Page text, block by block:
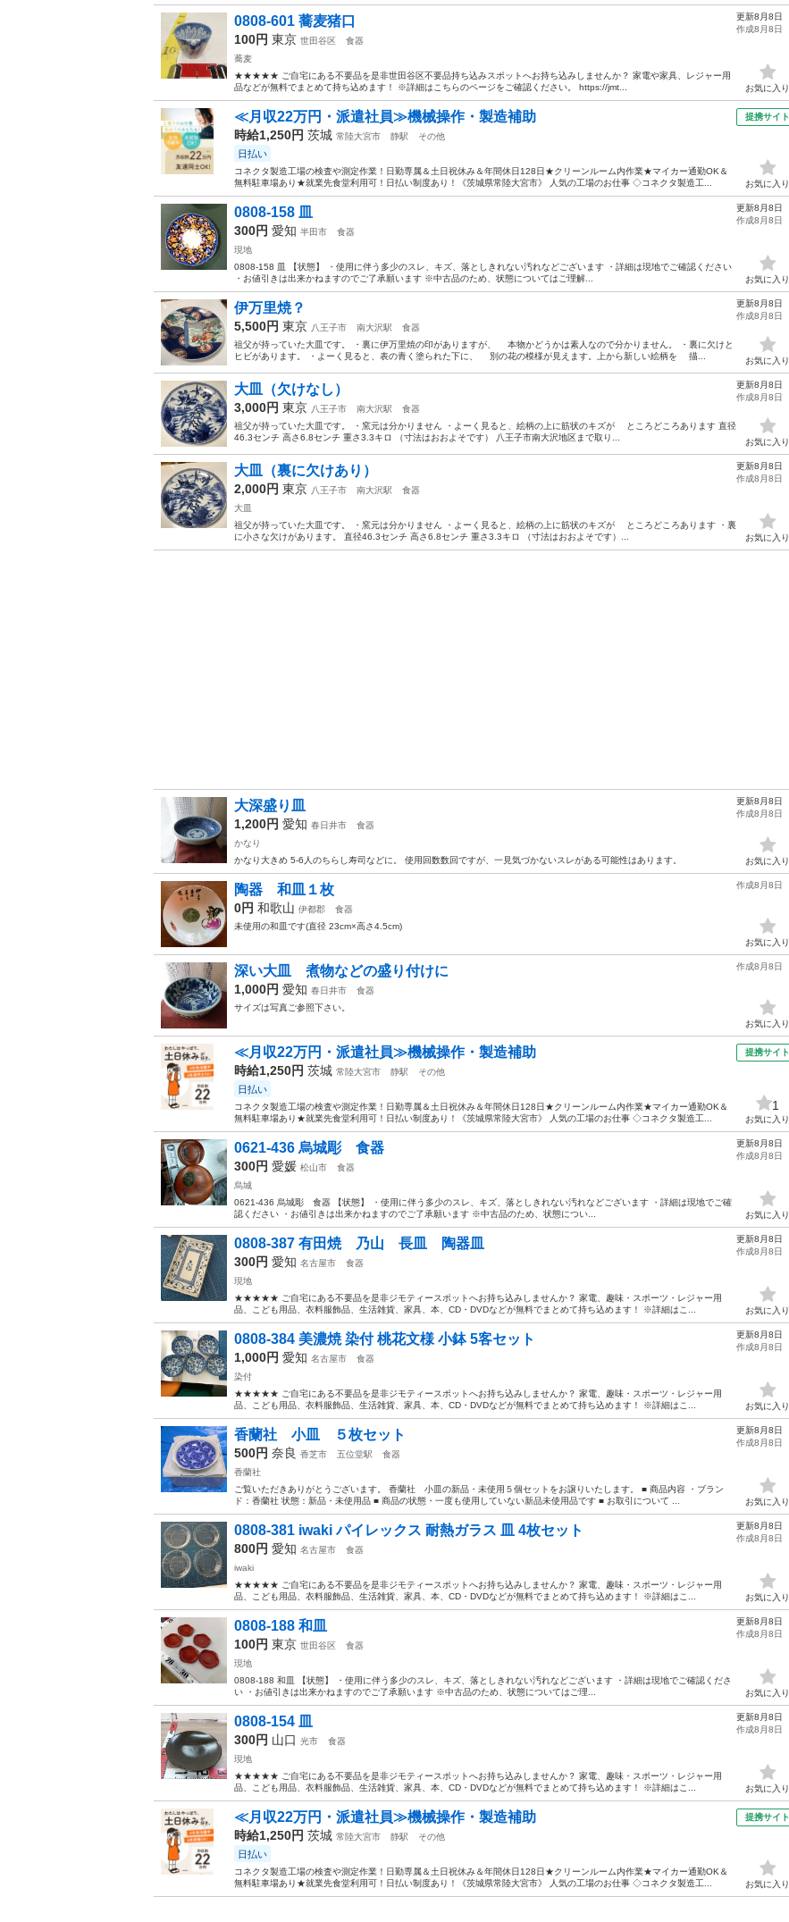
0808-601 蕎麦猪口
100円 東京 世田谷区
食器
蕎麦
★★★★★ ご自宅にある不要品を是非世田谷区不要品持ち込みスポットへお持ち込みしませんか？ 家電や家具、レジャー用
品などが無料でまとめて持ち込めます！ ※詳細はこちらのページをご確認ください。 https://jmt...
更新8月8日
作成8月8日
お気に入り
≪月収22万円・派遣社員≫機械操作・製造補助
時給1,250円 茨城 常陸大宮市 静駅 その他
日払い
コネクタ製造工場の検査や測定作業！日勤専属＆土日祝休み＆年間休日128日★クリーンルーム内作業★マイカー通勤OK＆
無料駐車場あり★就業先食堂利用可！日払い制度あり！《茨城県常陸大宮市》 人気の工場のお仕事 ◇コネクタ製造工...
提携サイト
お気に入り
0808-158 皿
300円 愛知 半田市
食器
現地
0808-158 皿 【状態】 ・使用に伴う多少のスレ、キズ、落としきれない汚れなどございます ・詳細は現地でご確認ください
・お値引きは出来かねますのでご了承願います ※中古品のため、状態についてはご理解...
更新8月8日
作成8月8日
お気に入り
伊万里焼？
5,500円 東京 八王子市 南大沢駅
食器
祖父が持っていた大皿です。 ・裏に伊万里焼の印がありますが、 本物かどうかは素人なので分かりません。 ・裏に欠けと
ヒビがあります。 ・よーく見ると、表の青く塗られた下に、 別の花の模様が見えます。上から新しい絵柄を 描...
更新8月8日
作成8月8日
お気に入り
大皿（欠けなし）
3,000円 東京 八王子市 南大沢駅
食器
祖父が持っていた大皿です。 ・窯元は分かりません ・よーく見ると、絵柄の上に筋状のキズが ところどころあります 直径
46.3センチ 高さ6.8センチ 重さ3.3キロ （寸法はおおよそです） 八王子市南大沢地区まで取り...
更新8月8日
作成8月8日
お気に入り
大皿（裏に欠けあり）
2,000円 東京 八王子市 南大沢駅
食器
大皿
祖父が持っていた大皿です。 ・窯元は分かりません ・よーく見ると、絵柄の上に筋状のキズが ところどころあります ・裏
に小さな欠けがあります。 直径46.3センチ 高さ6.8センチ 重さ3.3キロ （寸法はおおよそです）...
更新8月8日
作成8月8日
お気に入り
大深盛り皿
1,200円 愛知 春日井市
食器
かなり
かなり大きめ 5-6人のちらし寿司などに。 使用回数数回ですが、一見気づかないスレがある可能性はあります。
更新8月8日
作成8月8日
お気に入り
陶器 和皿１枚
0円 和歌山 伊都郡
食器
未使用の和皿です(直径 23cm×高さ4.5cm)
作成8月8日
お気に入り
深い大皿 煮物などの盛り付けに
1,000円 愛知 春日井市
食器
サイズは写真ご参照下さい。
作成8月8日
お気に入り
≪月収22万円・派遣社員≫機械操作・製造補助
時給1,250円 茨城 常陸大宮市 静駅 その他
日払い
コネクタ製造工場の検査や測定作業！日勤専属＆土日祝休み＆年間休日128日★クリーンルーム内作業★マイカー通勤OK＆
無料駐車場あり★就業先食堂利用可！日払い制度あり！《茨城県常陸大宮市》 人気の工場のお仕事 ◇コネクタ製造工...
提携サイト
1
お気に入り
0621-436 烏城彫 食器
300円 愛媛 松山市
食器
烏城
0621-436 烏城彫 食器 【状態】 ・使用に伴う多少のスレ、キズ、落としきれない汚れなどございます ・詳細は現地でご確
認ください ・お値引きは出来かねますのでご了承願います ※中古品のため、状態につい...
更新8月8日
作成8月8日
お気に入り
0808-387 有田焼 乃山 長皿 陶器皿
300円 愛知 名古屋市
食器
現地
★★★★★ ご自宅にある不要品を是非ジモティースポットへお持ち込みしませんか？ 家電、趣味・スポーツ・レジャー用
品、こども用品、衣料服飾品、生活雑貨、家具、本、CD・DVDなどが無料でまとめて持ち込めます！ ※詳細はこ...
更新8月8日
作成8月8日
お気に入り
0808-384 美濃焼 染付 桃花文様 小鉢 5客セット
1,000円 愛知 名古屋市
食器
染付
★★★★★ ご自宅にある不要品を是非ジモティースポットへお持ち込みしませんか？ 家電、趣味・スポーツ・レジャー用
品、こども用品、衣料服飾品、生活雑貨、家具、本、CD・DVDなどが無料でまとめて持ち込めます！ ※詳細はこ...
更新8月8日
作成8月8日
お気に入り
香蘭社 小皿 ５枚セット
500円 奈良 香芝市 五位堂駅
食器
香蘭社
ご覧いただきありがとうございます。 香蘭社 小皿の新品・未使用５個セットをお譲りいたします。 ■ 商品内容 ・ブラン
ド：香蘭社 状態：新品・未使用品 ■ 商品の状態・一度も使用していない新品未使用品です ■ お取引について ...
更新8月8日
作成8月8日
お気に入り
0808-381 iwaki パイレックス 耐熱ガラス 皿 4枚セット
800円 愛知 名古屋市
食器
iwaki
★★★★★ ご自宅にある不要品を是非ジモティースポットへお持ち込みしませんか？ 家電、趣味・スポーツ・レジャー用
品、こども用品、衣料服飾品、生活雑貨、家具、本、CD・DVDなどが無料でまとめて持ち込めます！ ※詳細はこ...
更新8月8日
作成8月8日
お気に入り
0808-188 和皿
100円 東京 世田谷区
食器
現地
0808-188 和皿 【状態】 ・使用に伴う多少のスレ、キズ、落としきれない汚れなどございます ・詳細は現地でご確認くださ
い ・お値引きは出来かねますのでご了承願います ※中古品のため、状態についてはご理...
更新8月8日
作成8月8日
お気に入り
0808-154 皿
300円 山口 光市
食器
現地
★★★★★ ご自宅にある不要品を是非ジモティースポットへお持ち込みしませんか？ 家電、趣味・スポーツ・レジャー用
品、こども用品、衣料服飾品、生活雑貨、家具、本、CD・DVDなどが無料でまとめて持ち込めます！ ※詳細はこ...
更新8月8日
作成8月8日
お気に入り
≪月収22万円・派遣社員≫機械操作・製造補助
時給1,250円 茨城 常陸大宮市 静駅 その他
日払い
コネクタ製造工場の検査や測定作業！日勤専属＆土日祝休み＆年間休日128日★クリーンルーム内作業★マイカー通勤OK＆
無料駐車場あり★就業先食堂利用可！日払い制度あり！《茨城県常陸大宮市》 人気の工場のお仕事 ◇コネクタ製造工...
提携サイト
お気に入り